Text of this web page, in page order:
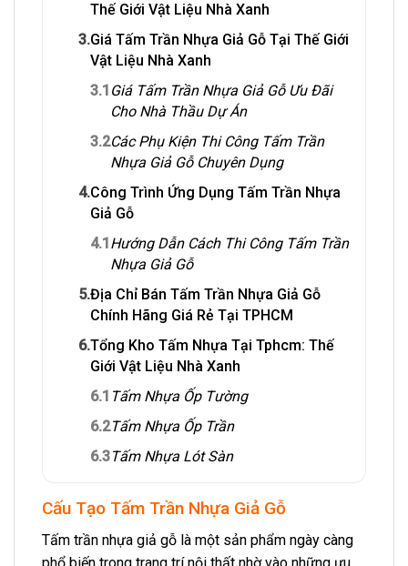
Thế Giới Vật Liệu Nhà Xanh
3.Giá Tấm Trần Nhựa Giả Gỗ Tại Thế Giới
Vật Liệu Nhà Xanh
3.1 Giá Tấm Trần Nhựa Giả Gỗ Ưu Đãi
Cho Nhà Thầu Dự Án
3.2Các Phụ Kiện Thi Công Tấm Trần
Nhựa Giả Gỗ Chuyên Dụng
4.Công Trình Ứng Dụng Tấm Trần Nhựa
Giả Gỗ
4.1 Hướng Dẫn Cách Thi Công Tấm Trần
Nhựa Giả Gỗ
5.Địa Chỉ Bán Tấm Trần Nhựa Giả Gỗ
Chính Hãng Giá Rẻ Tại TPHCM
6.Tổng Kho Tấm Nhựa Tại Tphcm: Thế
Giới Vật Liệu Nhà Xanh
6.1 Tấm Nhựa Ốp Tường
6.2Tấm Nhựa Ốp Trần
6.3Tấm Nhựa Lót Sàn
Cấu Tạo Tấm Trần Nhựa Giả Gỗ
Tấm trần nhựa giả gỗ là một sản phẩm ngày càng